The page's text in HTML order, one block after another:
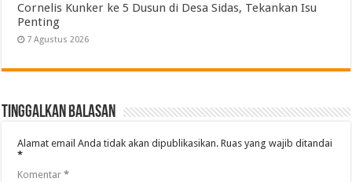
Cornelis Kunker ke 5 Dusun di Desa Sidas, Tekankan Isu
Penting
7 Agustus 2026
Tinggalkan Balasan
Alamat email Anda tidak akan dipublikasikan. Ruas yang wajib ditandai
*
Komentar*